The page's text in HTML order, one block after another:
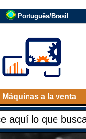
Português/Brasil
Máquinas a la venta